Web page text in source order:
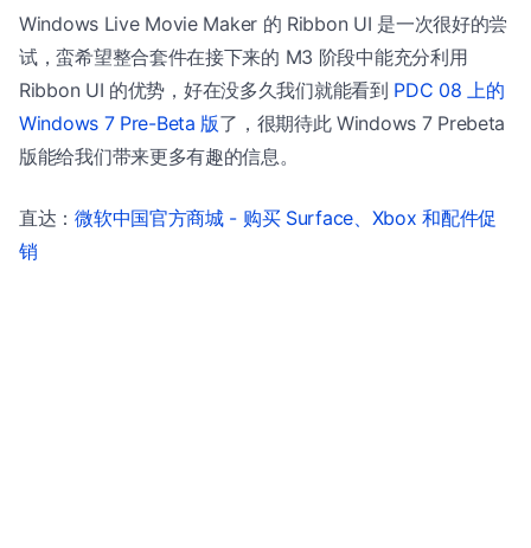
Windows Live Movie Maker 的 Ribbon UI 是一次很好的尝
试，蛮希望整合套件在接下来的 M3 阶段中能充分利用
Ribbon UI 的优势，好在没多久我们就能看到 PDC 08 上的
Windows 7 Pre-Beta 版了，很期待此 Windows 7 Prebeta
版能给我们带来更多有趣的信息。
直达：微软中国官方商城 - 购买 Surface、Xbox 和配件促
销